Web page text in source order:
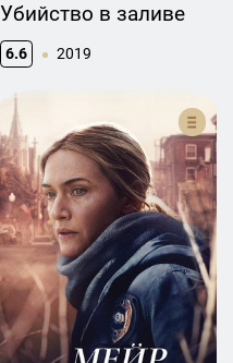
Убийство в заливе
6.6 2019